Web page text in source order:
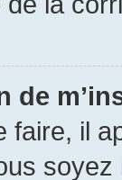
de
il